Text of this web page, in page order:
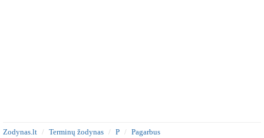
Zodynas.lt Terminų žodynas P Pagarbus